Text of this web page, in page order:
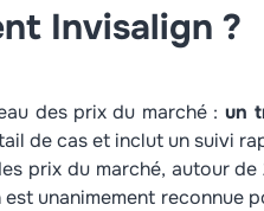
Invisalign ?
des prix du marché : un
de cas et inclut un suivi
prix du marché, autour
unanimement reconnue